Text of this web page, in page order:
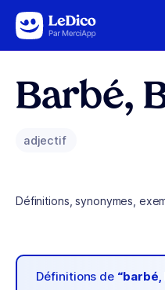
Aller au contenu
Barbé,
adjectif
Définitions, synonymes,
Définitions de